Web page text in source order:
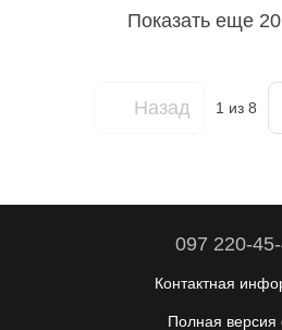
Показать еще
Назад 1 из 8
097 220-
Контактная
Полная версия